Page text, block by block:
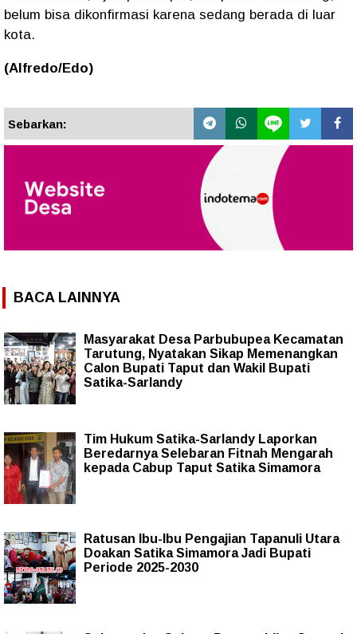
belum bisa dikonfirmasi karena sedang berada di luar
kota.
(Alfredo/Edo)
Sebarkan:
BACA LAINNYA
Masyarakat Desa Parbubupea Kecamatan
Tarutung, Nyatakan Sikap Memenangkan
Calon Bupati Taput dan Wakil Bupati
Satika-Sarlandy
Tim Hukum Satika-Sarlandy Laporkan
Beredarnya Selebaran Fitnah Mengarah
kepada Cabup Taput Satika Simamora
Ratusan Ibu-Ibu Pengajian Tapanuli Utara
Doakan Satika Simamora Jadi Bupati
Periode 2025-2030